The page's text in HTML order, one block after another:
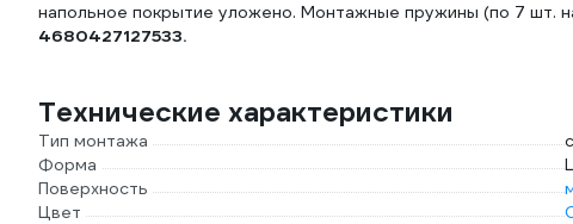
напольное покрытие уложено. Монтажные пружины (по 7 шт.
4680427127533.
Технические характеристики
Тип монтажа
Форма
Поверхность
Цвет